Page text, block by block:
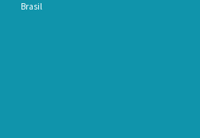
Brasil